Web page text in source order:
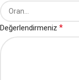
Değerlendirmeniz *